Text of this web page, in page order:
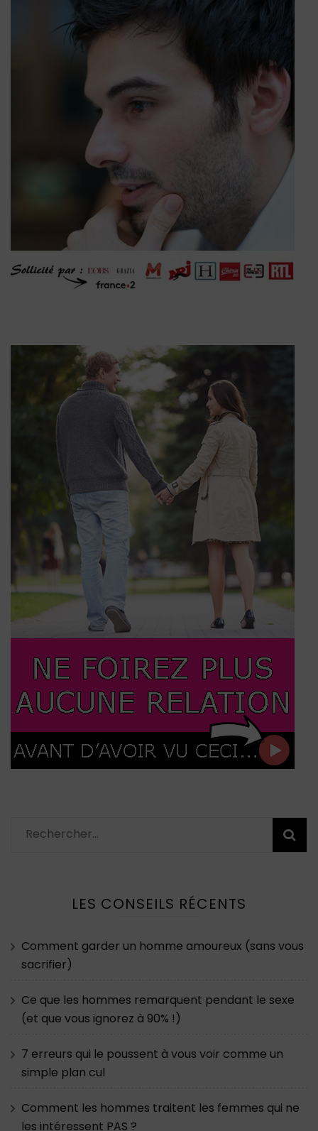
Rechercher :
LES CONSEILS RÉCENTS
Comment garder un homme amoureux (sans vous
sacrifier)
Ce que les hommes remarquent pendant le sexe
(et que vous ignorez à 90% !)
7 erreurs qui le poussent à vous voir comme un
simple plan cul
Comment les hommes traitent les femmes qui ne
les intéressent PAS ?